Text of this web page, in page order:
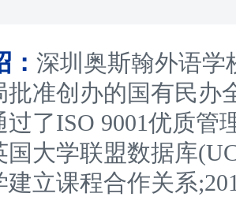
深圳奥斯翰外语学
批准创办的国有民办
过了ISO 9001优质管
国大学联盟数据库
建立课程合作关系